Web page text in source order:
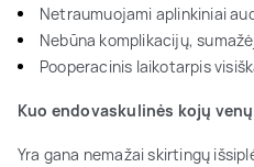
Netraumuojami aplinkiniai
Nebūna komplikacijų,
Pooperacinis laikotarpis
Kuo endovaskulinės kojų
Yra gana nemažai skirtingų